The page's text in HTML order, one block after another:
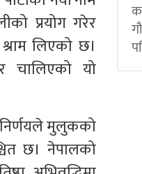
प्रयोग गरेर
लिएको छ।
चालिएको यो
मुलुकको
छ। नेपालको